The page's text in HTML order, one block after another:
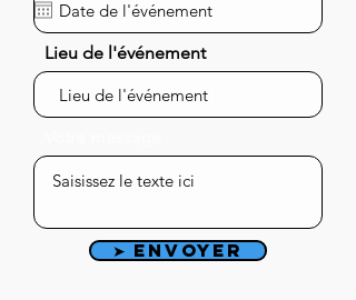
Lieu de l'événement
➤ Envoyer